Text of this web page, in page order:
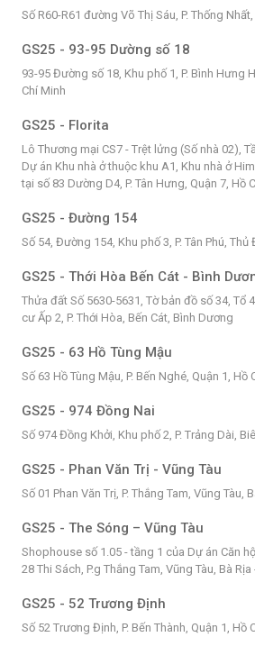
Số R60-R61 đường Võ Thị Sáu, P. Thống
GS25 - 93-95 Dường số 18
93-95 Đường số 18, Khu phố 1, P. Bình Hưng
Chí Minh
GS25 - Florita
Lô Thương mại CS7 - Trệt lửng (Số nhà 02),
Dự án Khu nhà ở thuộc khu A1, Khu nhà ở
tại số 83 Dường D4, P. Tân Hưng, Quận 7, Hồ
GS25 - Đường 154
Số 54, Đường 154, Khu phố 3, P. Tân Phú,
GS25 - Thới Hòa Bến Cát - Bình
Thửa đất Số 5630-5631, Tờ bản đồ số 34, Tổ
cư Ấp 2, P. Thới Hòa, Bến Cát, Bình Dương
GS25 - 63 Hồ Tùng Mậu
Số 63 Hồ Tùng Mậu, P. Bến Nghé, Quận 1, Hồ
GS25 - 974 Đồng Nai
Số 974 Đồng Khởi, Khu phố 2, P. Trảng Dài,
GS25 - Phan Văn Trị - Vũng Tàu
Số 01 Phan Văn Trị, P. Thắng Tam, Vũng Tàu,
GS25 - The Sóng – Vũng Tàu
Shophouse số 1.05 - tầng 1 của Dự án Căn
28 Thi Sách, P.g Thắng Tam, Vũng Tàu, Bà Rịa
GS25 - 52 Trương Định
Số 52 Trương Định, P. Bến Thành, Quận 1, Hồ